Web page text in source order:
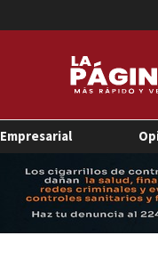
Empresarial